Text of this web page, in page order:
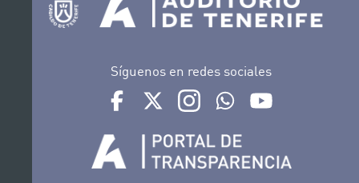
Síguenos en redes sociales
Ir a perfil de Auditorio de Tenerife en Facebook
Ir a perfil de Auditorio de Tenerife en
Ir a perfil de Auditorio de
Ir al Boletín Whatsapp